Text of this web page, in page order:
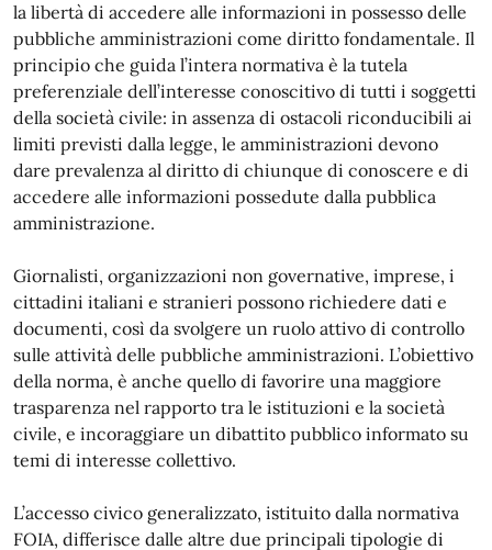
la libertà di accedere alle informazioni in possesso delle
pubbliche amministrazioni come diritto fondamentale. Il
principio che guida l’intera normativa è la tutela
preferenziale dell’interesse conoscitivo di tutti i soggetti
della società civile: in assenza di ostacoli riconducibili ai
limiti previsti dalla legge, le amministrazioni devono
dare prevalenza al diritto di chiunque di conoscere e di
accedere alle informazioni possedute dalla pubblica
amministrazione.
Giornalisti, organizzazioni non governative, imprese, i
cittadini italiani e stranieri possono richiedere dati e
documenti, così da svolgere un ruolo attivo di controllo
sulle attività delle pubbliche amministrazioni. L’obiettivo
della norma, è anche quello di favorire una maggiore
trasparenza nel rapporto tra le istituzioni e la società
civile, e incoraggiare un dibattito pubblico informato su
temi di interesse collettivo.
L’accesso civico generalizzato, istituito dalla normativa
FOIA, differisce dalle altre due principali tipologie di